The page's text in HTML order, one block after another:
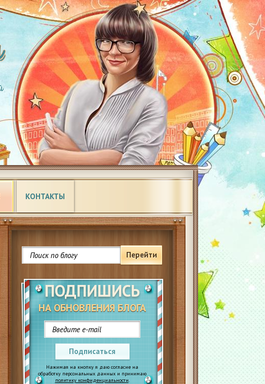
КОНТАКТЫ
Перейти
ПОДПИШИСЬ
НА ОБНОВЛЕНИЯ БЛОГА
Подписаться
Нажимая на кнопку я даю согласие на
обработку персональных данных и принимаю
политику конфиденциальности.